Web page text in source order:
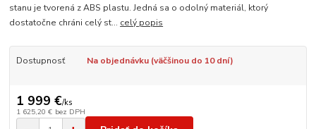
stanu je tvorená z ABS plastu. Jedná sa o odolný materiál, ktorý
dostatočne chráni celý st... celý popis
Dostupnosť Na objednávku (väčšinou do 10 dní)
1 999 €/ks
1 625,20 € bez DPH